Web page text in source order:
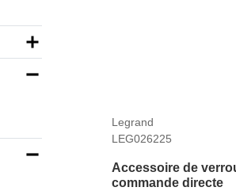
Legrand
LEG026225
Accessoire de
commande directe